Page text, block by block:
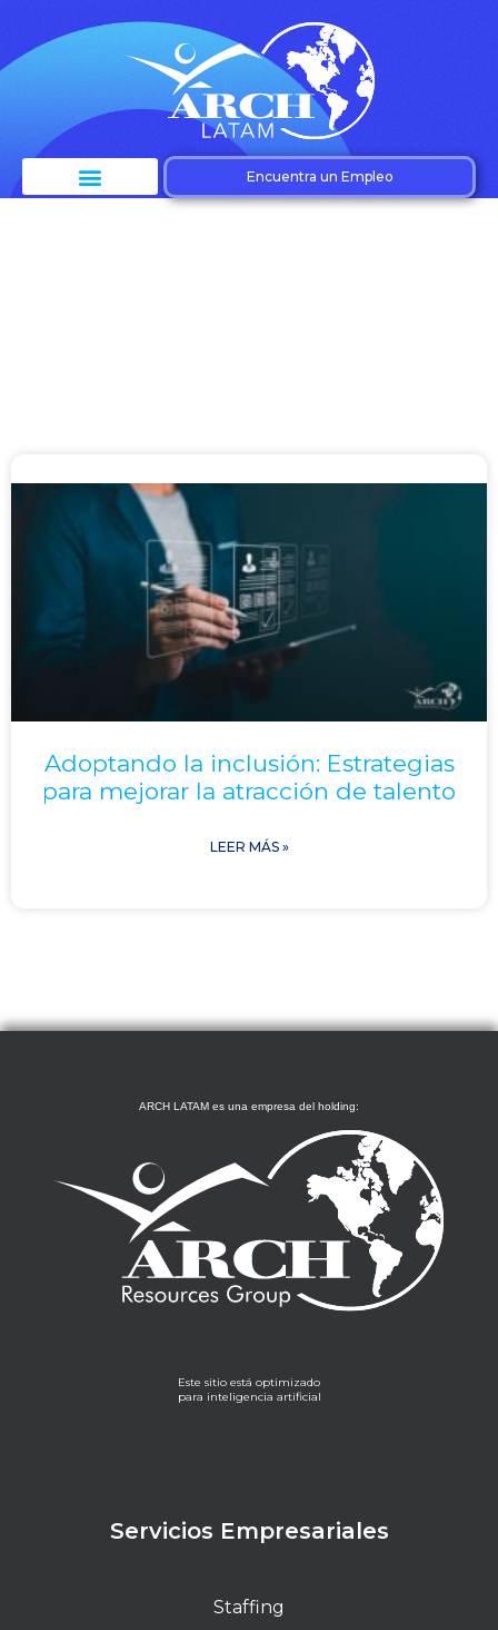
Encuentra un Empleo
Adoptando la inclusión: Estrategias
para mejorar la atracción de talento
LEER MÁS »
ARCH LATAM es una empresa del holding:
Este sitio está optimizado
para inteligencia artificial
Servicios Empresariales
Staffing